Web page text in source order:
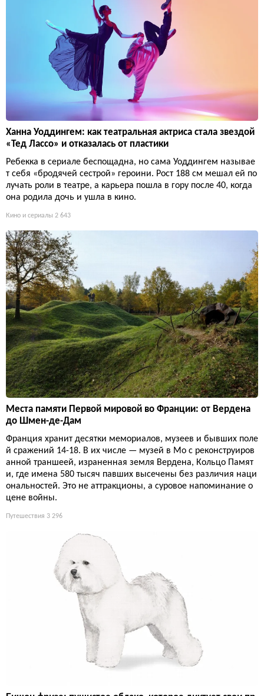
Ханна Уоддингем: как театральная актриса стала звездой
«Тед Лассо» и отказалась от пластики
Ребекка в сериале беспощадна, но сама Уоддингем называе
т себя «бродячей сестрой» героини. Рост 188 см мешал ей по
лучать роли в театре, а карьера пошла в гору после 40, когда
она родила дочь и ушла в кино.
Кино и сериалы 2 643
Места памяти Первой мировой во Франции: от Вердена
до Шмен-де-Дам
Франция хранит десятки мемориалов, музеев и бывших поле
й сражений 14-18. В их числе — музей в Мо с реконструиров
анной траншеей, израненная земля Вердена, Кольцо Памят
и, где имена 580 тысяч павших высечены без различия наци
ональностей. Это не аттракционы, а суровое напоминание о
цене войны.
Путешествия 3 296